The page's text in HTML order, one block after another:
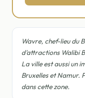
Wavre, chef-lieu du
d'attractions Walibi
La ville est aussi un
Bruxelles et Namur.
dans cette zone.